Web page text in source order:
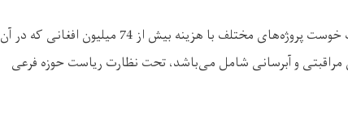
در جریان سال 1404 هـ ش در بخش آب در ولایت خوست پروژه‌های مختلف با هزینه بیش از 74 میلیون افغانی که در آن
مراقبتی و آبرسانی شامل می‌باشد، تحت نظارت ریاست حوزه فرعی